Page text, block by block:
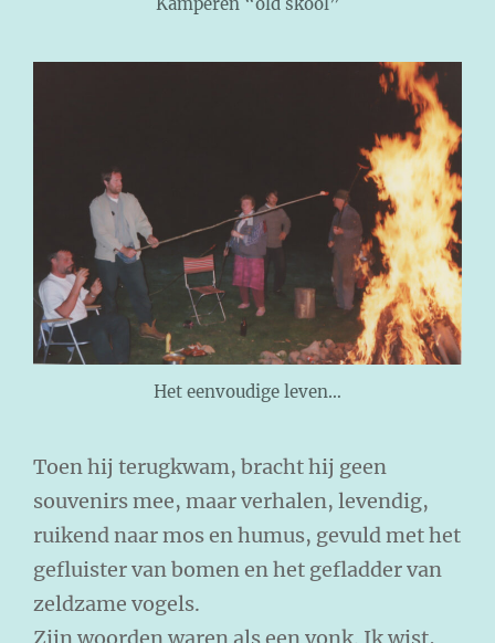
Het eenvoudige leven…
Toen hij terugkwam, bracht hij geen
souvenirs mee, maar verhalen, levendig,
ruikend naar mos en humus, gevuld met het
gefluister van bomen en het gefladder van
zeldzame vogels.
Zijn woorden waren als een vonk. Ik wist,